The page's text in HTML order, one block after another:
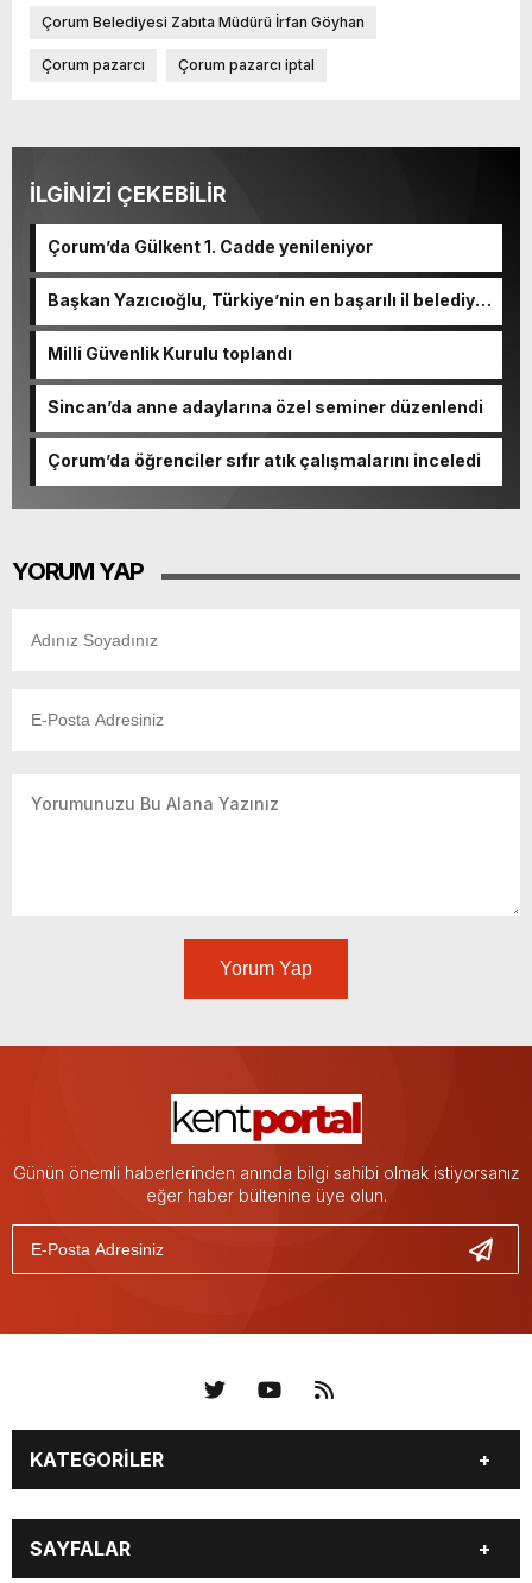
Çorum Belediyesi Zabıta Müdürü İrfan Göyhan
Çorum pazarcı Çorum pazarcı iptal
İLGİNİZİ ÇEKEBİLİR
Çorum’da Gülkent 1. Cadde yenileniyor
Başkan Yazıcıoğlu, Türkiye’nin en başarılı il belediye
Milli Güvenlik Kurulu toplandı
Sincan’da anne adaylarına özel seminer düzenlendi
Çorum’da öğrenciler sıfır atık çalışmalarını inceledi
YORUM YAP
Yorum Yap
Günün önemli haberlerinden anında bilgi sahibi olmak istiyorsanız
eğer haber bültenine üye olun.
KATEGORİLER
KÜNYE BİZE ULAŞIN
SAYFALAR